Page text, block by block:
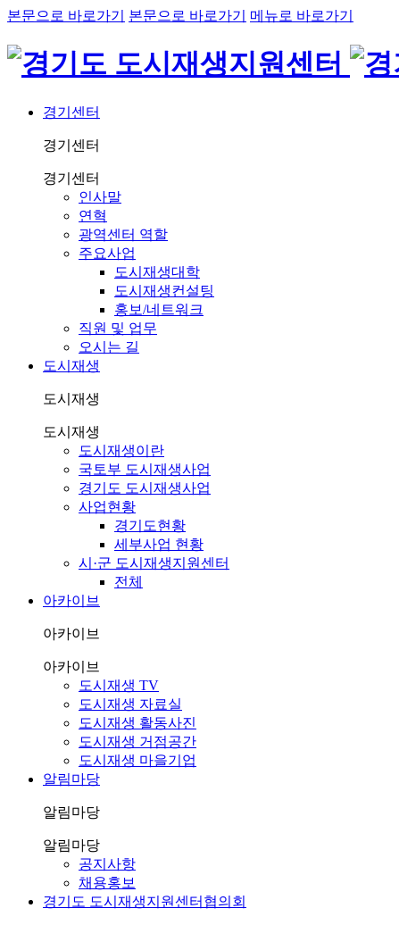
본문으로 바로가기 본문으로 바로가기 메뉴로 바로가기
경기센터
경기센터
경기센터
인사말
연혁
광역센터 역할
주요사업
도시재생대학
도시재생컨설팅
홍보/네트워크
직원 및 업무
오시는 길
도시재생
도시재생
도시재생
도시재생이란
국토부 도시재생사업
경기도 도시재생사업
사업현황
경기도현황
세부사업 현황
시·군 도시재생지원센터
전체
아카이브
아카이브
아카이브
도시재생 TV
도시재생 자료실
도시재생 활동사진
도시재생 거점공간
도시재생 마을기업
알림마당
알림마당
알림마당
공지사항
채용홍보
경기도 도시재생지원센터협의회